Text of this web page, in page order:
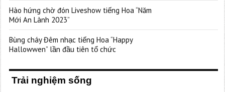
Hào hứng chờ đón Liveshow tiếng Hoa “Năm
Mới An Lành 2023”
Bùng cháy Đêm nhạc tiếng Hoa “Happy
Hallowwen” lần đầu tiên tổ chức
Trải nghiệm sống